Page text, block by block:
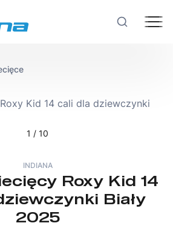
1 / 10
INDIANA
Roxy Kid 14
Biały
2025